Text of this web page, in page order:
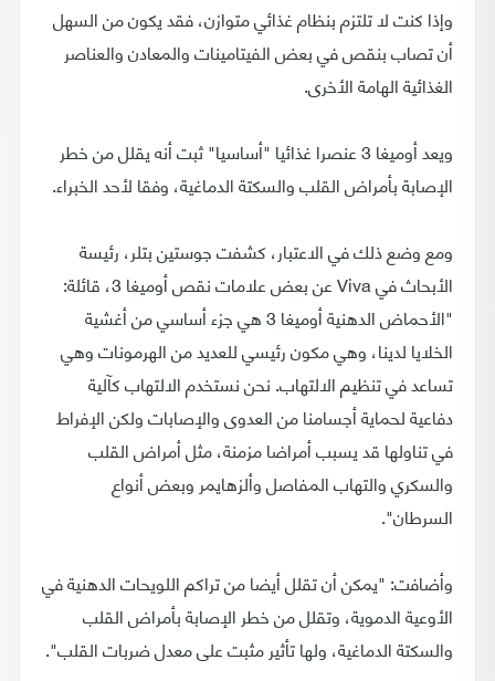
وإذا كنت لا تلتزم بنظام غذائي متوازن، فقد يكون من السهل
أن تصاب بنقص في بعض الفيتامينات والمعادن والعناصر
الغذائية الهامة الأخرى.
ويعد أوميغا 3 عنصرا غذائيا "أساسيا" ثبت أنه يقلل من خطر
الإصابة بأمراض القلب والسكتة الدماغية، وفقا لأحد الخبراء.
ومع وضع ذلك في الاعتبار، كشفت جوستين بتلر، رئيسة
الأبحاث في Viva عن بعض علامات نقص أوميغا 3، قائلة:
"الأحماض الدهنية أوميغا 3 هي جزء أساسي من أغشية
الخلايا لدينا، وهي مكون رئيسي للعديد من الهرمونات وهي
تساعد في تنظيم الالتهاب. نحن نستخدم الالتهاب كآلية
دفاعية لحماية أجسامنا من العدوى والإصابات ولكن الإفراط
في تناولها قد يسبب أمراضا مزمنة، مثل أمراض القلب
والسكري والتهاب المفاصل وألزهايمر وبعض أنواع
السرطان".
وأضافت: "يمكن أن تقلل أيضا من تراكم اللويحات الدهنية في
الأوعية الدموية، وتقلل من خطر الإصابة بأمراض القلب
والسكتة الدماغية، ولها تأثير مثبت على معدل ضربات القلب".